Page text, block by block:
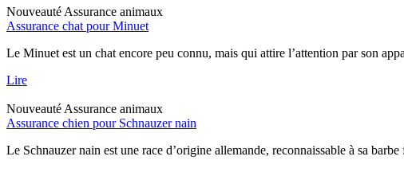
Nouveauté Assurance animaux
Assurance chat pour Minuet
Le Minuet est un chat encore peu connu, mais qui attire l’attention par son
Lire
Nouveauté Assurance animaux
Assurance chien pour Schnauzer nain
Le Schnauzer nain est une race d’origine allemande, reconnaissable à sa